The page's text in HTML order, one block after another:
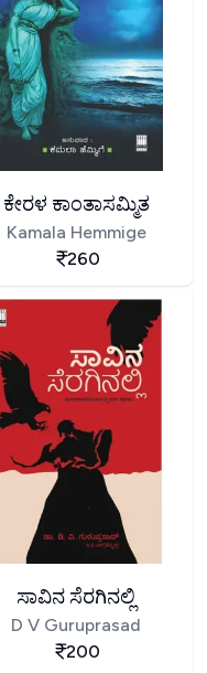
ಕೇರಳ ಕಾಂತಾಸಮ್ಮಿತ
Kamala Hemmige
260
ಸಾವಿನ ಸೆರಗಿನಲ್ಲಿ
D V Guruprasad
200